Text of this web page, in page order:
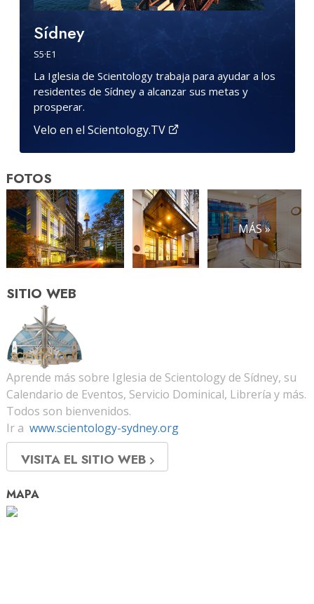
Sídney
S5·E1
La Iglesia de Scientology trabaja para ayudar a los
residentes de Sídney a alcanzar sus metas y
prosperar.
Velo en el Scientology.TV
FOTOS
MÁS »
SITIO WEB
Aprende más sobre Iglesia de Scientology de Sídney, su
Calendario de Eventos, Servicio Dominical, Librería y más.
Todos son bienvenidos.
Ir a www.scientology-sydney.org
VISITA EL SITIO WEB
MAPA